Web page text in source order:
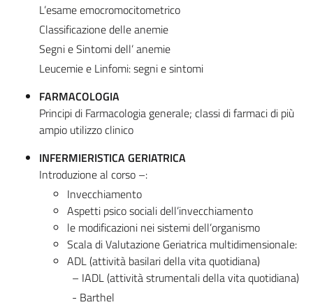
L’esame emocromocitometrico
Classificazione delle anemie
Segni e Sintomi dell’ anemie
Leucemie e Linfomi: segni e sintomi
FARMACOLOGIA
Principi di Farmacologia generale; classi di farmaci di più
ampio utilizzo clinico
INFERMIERISTICA GERIATRICA
Introduzione al corso –:
Invecchiamento
Aspetti psico sociali dell’invecchiamento
le modificazioni nei sistemi dell’organismo
Scala di Valutazione Geriatrica multidimensionale:
ADL (attività basilari della vita quotidiana)
– IADL (attività strumentali della vita quotidiana)
- Barthel